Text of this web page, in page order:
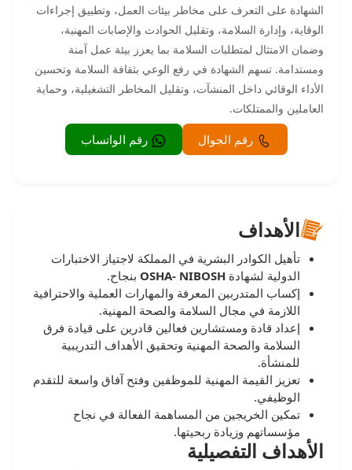
الشهادة على التعرف على مخاطر بيئات العمل، وتطبيق إجراءات
الوقاية، وإدارة السلامة، وتقليل الحوادث والإصابات المهنية،
وضمان الامتثال لمتطلبات السلامة بما يعزز بيئة عمل آمنة
ومستدامة. تسهم الشهادة في رفع الوعي بثقافة السلامة وتحسين
الأداء الوقائي داخل المنشآت، وتقليل المخاطر التشغيلية، وحماية
العاملين والممتلكات.
رقم الجوال رقم الواتساب
الأهداف
تأهيل الكوادر البشرية في المملكة لاجتياز الاختبارات
الدولية لشهادة OSHA- NIBOSH بنجاح.
إكساب المتدربين المعرفة والمهارات العملية والاحترافية
اللازمة في مجال السلامة والصحة المهنية.
إعداد قادة ومستشارين فعالين قادرين على قيادة فرق
السلامة والصحة المهنية وتحقيق الأهداف التدريبية
للمنشأة.
تعزيز القيمة المهنية للموظفين وفتح آفاق واسعة للتقدم
الوظيفي.
تمكين الخريجين من المساهمة الفعالة في نجاح
مؤسساتهم وزيادة ربحيتها.
الأهداف التفصيلية